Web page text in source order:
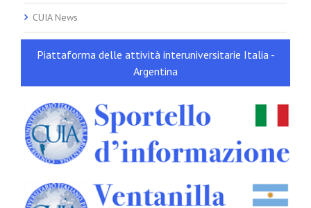
CUIA News
Piattaforma delle attività interuniversitarie Italia -
Argentina